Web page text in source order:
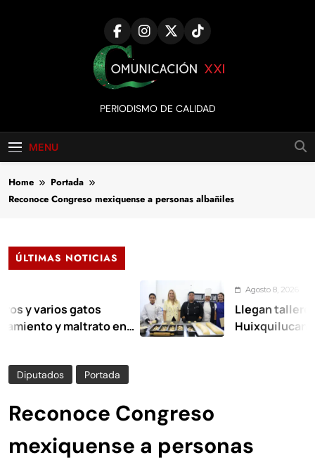
Comunicación
XXI
PERIODISMO DE CALIDAD
MENU
Home
Portada
Reconoce Congreso mexiquense a personas albañiles
ÚLTIMAS NOTICIAS
gatos
y maltrato en
Agosto 8, 2026
Llegan talleres de
Huixquilucan
Diputados Portada
Reconoce Congreso
mexiquense a personas